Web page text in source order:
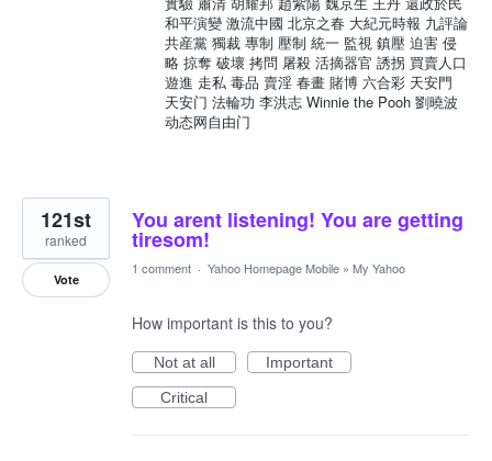
和平演變 激流中國 北京之春 大紀元時報 九評論
共産黨 獨裁 專制 壓制 統一 監視 鎮壓 迫害 侵
略 掠奪 破壞 拷問 屠殺 活摘器官 誘拐 買賣人口
遊進 走私 毒品 賣淫 春畫 賭博 六合彩 天安門
天安门 法輪功 李洪志 Winnie the Pooh 劉曉波
动态网自由门
You arent listening! You are getting
tiresom!
121st
ranked
Vote
1 comment · Yahoo Homepage Mobile » My Yahoo
How important is this to you?
Not at all
Important
Critical